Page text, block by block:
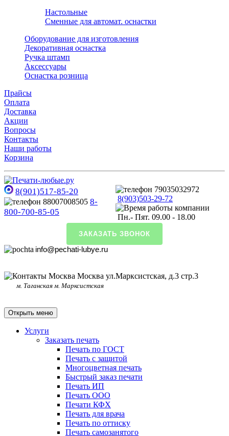
Настольные
Сменные для автомат. оснастки
Оборудование для изготовления
Декоративная оснастка
Ручка штамп
Аксессуары
Оснастка розница
Прайсы
Оплата
Доставка
Акции
Вопросы
Контакты
Наши работы
Корзина
8(901)517-85-20
8-
800-700-85-05
8(903)503-29-72
Пн.- Пят. 09.00 - 18.00
ЗАКАЗАТЬ ЗВОНОК
info@pechati-lubye.ru
Москва ул.Марксистская, д.3 стр.3
м. Таганская м. Марксистская
Открыть меню
Услуги
Заказать печать
Печать по ГОСТ
Печать с защитой
Многоцветная печать
Быстрый заказ печати
Печать ИП
Печать ООО
Печати КФХ
Печать для врача
Печать по оттиску
Печать самозанятого